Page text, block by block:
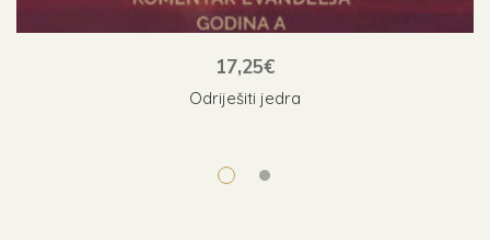
Odriješiti jedra
17,25€